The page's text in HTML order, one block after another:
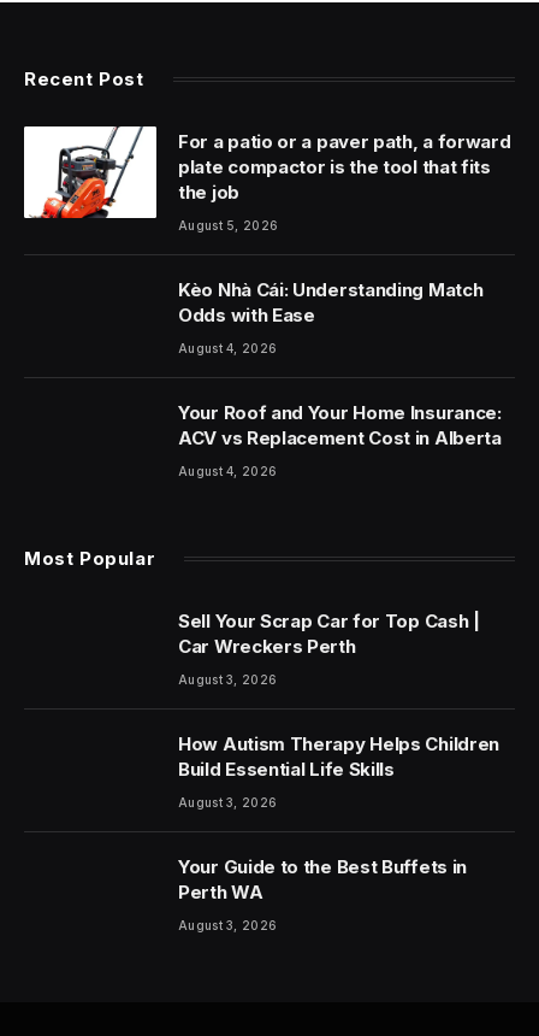
Recent Post
For a patio or a paver path, a forward
plate compactor is the tool that fits
the job
August 5, 2026
Kèo Nhà Cái: Understanding Match
Odds with Ease
August 4, 2026
Your Roof and Your Home Insurance:
ACV vs Replacement Cost in Alberta
August 4, 2026
Most Popular
Sell Your Scrap Car for Top Cash |
Car Wreckers Perth
August 3, 2026
How Autism Therapy Helps Children
Build Essential Life Skills
August 3, 2026
Your Guide to the Best Buffets in
Perth WA
August 3, 2026